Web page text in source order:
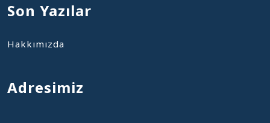
Son Yazılar
Hakkımızda
Adresimiz